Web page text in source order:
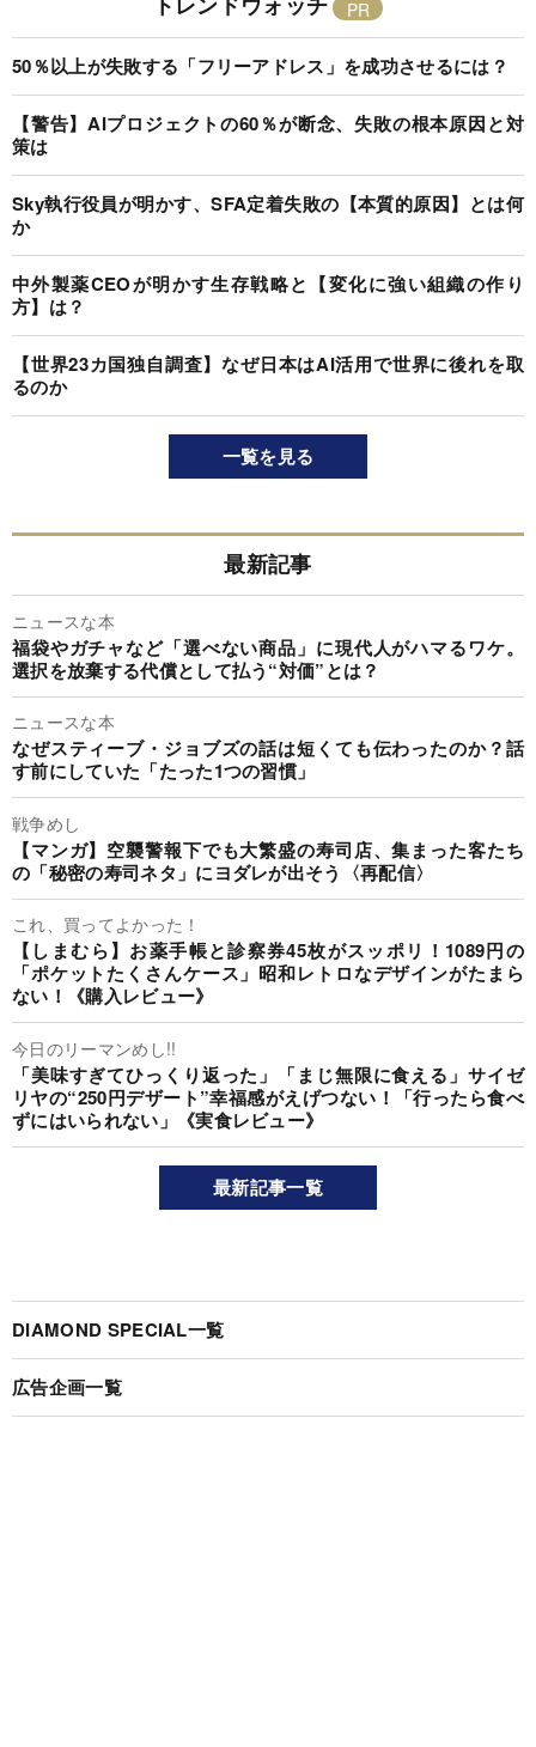
50％以上が失敗する「フリーアドレス」を成功させるには？
【警告】AIプロジェクトの60％が断念、失敗の根本原因と対
策は
Sky執行役員が明かす、SFA定着失敗の【本質的原因】とは何
か
中外製薬CEOが明かす生存戦略と【変化に強い組織の作り
方】は？
【世界23カ国独自調査】なぜ日本はAI活用で世界に後れを取
るのか
一覧を見る
最新記事
ニュースな本
福袋やガチャなど「選べない商品」に現代人がハマるワケ。
選択を放棄する代償として払う“対価”とは？
ニュースな本
なぜスティーブ・ジョブズの話は短くても伝わったのか？話
す前にしていた「たった1つの習慣」
戦争めし
【マンガ】空襲警報下でも大繁盛の寿司店、集まった客たち
の「秘密の寿司ネタ」にヨダレが出そう〈再配信〉
これ、買ってよかった！
【しまむら】お薬手帳と診察券45枚がスッポリ！1089円の
「ポケットたくさんケース」昭和レトロなデザインがたまら
ない！《購入レビュー》
今日のリーマンめし!!
「美味すぎてひっくり返った」「まじ無限に食える」サイゼ
リヤの“250円デザート”幸福感がえげつない！「行ったら食べ
ずにはいられない」《実食レビュー》
最新記事一覧
DIAMOND SPECIAL一覧
広告企画一覧